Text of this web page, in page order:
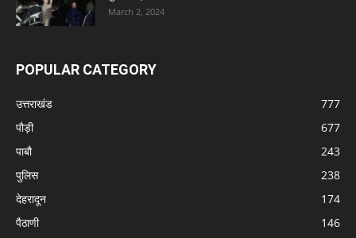
March 2, 2024
POPULAR CATEGORY
उत्तराखंड
777
पौड़ी
677
पाबौ
243
पुलिस
238
देहरादून
174
पैठाणी
146